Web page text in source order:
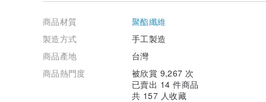
商品材質
聚酯纖維
製造方式
手工製造
商品產地
台灣
商品熱門度
被欣賞 9,267 次
已賣出 14 件商品
共 157 人收藏